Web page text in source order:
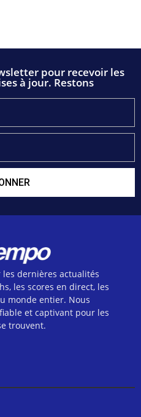
pour recevoir les
à jour. Restons
dernières actualités
les scores en direct, les
monde entier. Nous
et captivant pour les
trouvent.